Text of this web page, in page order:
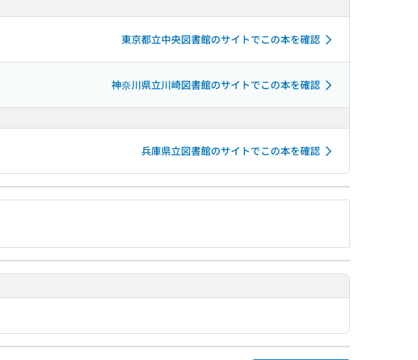
東京都立中央図書館のサイトでこの本を確認
神奈川県立川崎図書館のサイトでこの本を確認
兵庫県立図書館のサイトでこの本を確認